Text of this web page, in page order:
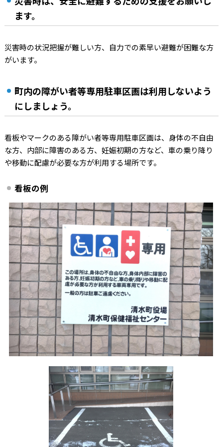
ます。
災害時の状況把握が難しい方、自力での素早い避難が困難な方
がいます。
町内の障がい者等専用駐車区画は利用しないよう
にしましょう。
看板やマークのある障がい者等専用駐車区画は、身体の不自由
な方、内部に障害のある方、妊娠初期の方など、車の乗り降り
や移動に配慮が必要な方が利用する場所です。
看板の例